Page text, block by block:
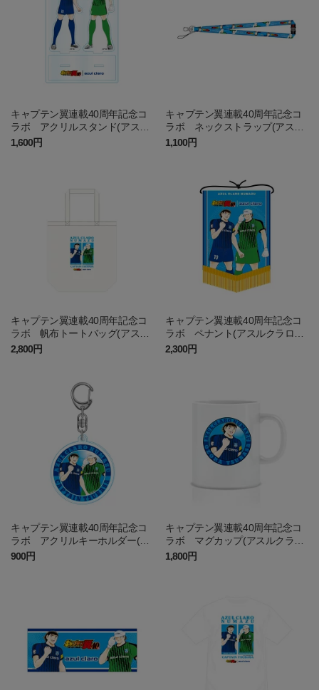
キャプテン翼連載40周年記念コ
ラボ アクリルスタンド(アスル
クラロ沼津)
1,600円
キャプテン翼連載40周年記念コ
ラボ ネックストラップ(アスル
クラロ沼津)
1,100円
キャプテン翼連載40周年記念コ
ラボ 帆布トートバッグ(アスル
クラロ沼津)
2,800円
キャプテン翼連載40周年記念コ
ラボ ペナント(アスルクラロ沼
津)
2,300円
キャプテン翼連載40周年記念コ
ラボ アクリルキーホルダー(ア
スルクラロ沼津)
900円
キャプテン翼連載40周年記念コ
ラボ マグカップ(アスルクラロ
沼津)
1,800円